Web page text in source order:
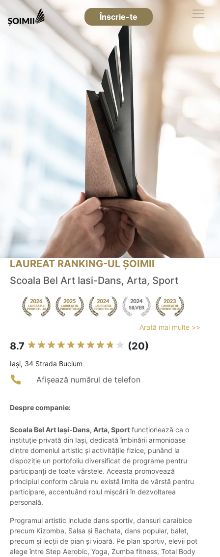
Înscrie-te
LAUREAT RANKING-UL ȘOIMII
Scoala Bel Art Iasi-Dans, Arta, Sport
Arată mai multe >>
8.7 (20)
Iaşi, 34 Strada Bucium
Afișează numărul de telefon
Despre companie:
Scoala Bel Art Iași-Dans, Arta, Sport funcționează ca o
instituție privată din Iași, dedicată îmbinării armonioase
dintre domeniul artistic și activitățile fizice, punând la
dispoziție un portofoliu diversificat de programe pentru
participanți de toate vârstele. Aceasta promovează
principiul conform căruia nu există limita de vârstă pentru
participare, accentuând rolul mișcării în dezvoltarea
personală.
Programul artistic include dans sportiv, dansuri caraibice
precum Kizomba, Salsa și Bachata, dans popular, balet,
precum și lecții de pian și vioară. Pe plan sportiv, elevii pot
alege între Step Aerobic, Yoga, Zumba fitness, Total Body